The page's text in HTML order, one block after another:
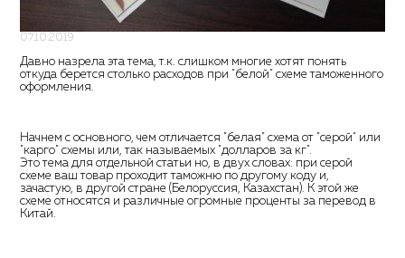
07.10.2019
Давно назрела эта тема, т.к. слишком многие хотят понять
откуда берется столько расходов при "белой" схеме таможенного
оформления.
Начнем с основного, чем отличается "белая" схема от "серой" или
"карго" схемы или, так называемых "долларов за кг".
Это тема для отдельной статьи но, в двух словах: при серой
схеме ваш товар проходит таможню по другому коду и,
зачастую, в другой стране (Белоруссия, Казахстан). К этой же
схеме относятся и различные огромные проценты за перевод в
Китай.